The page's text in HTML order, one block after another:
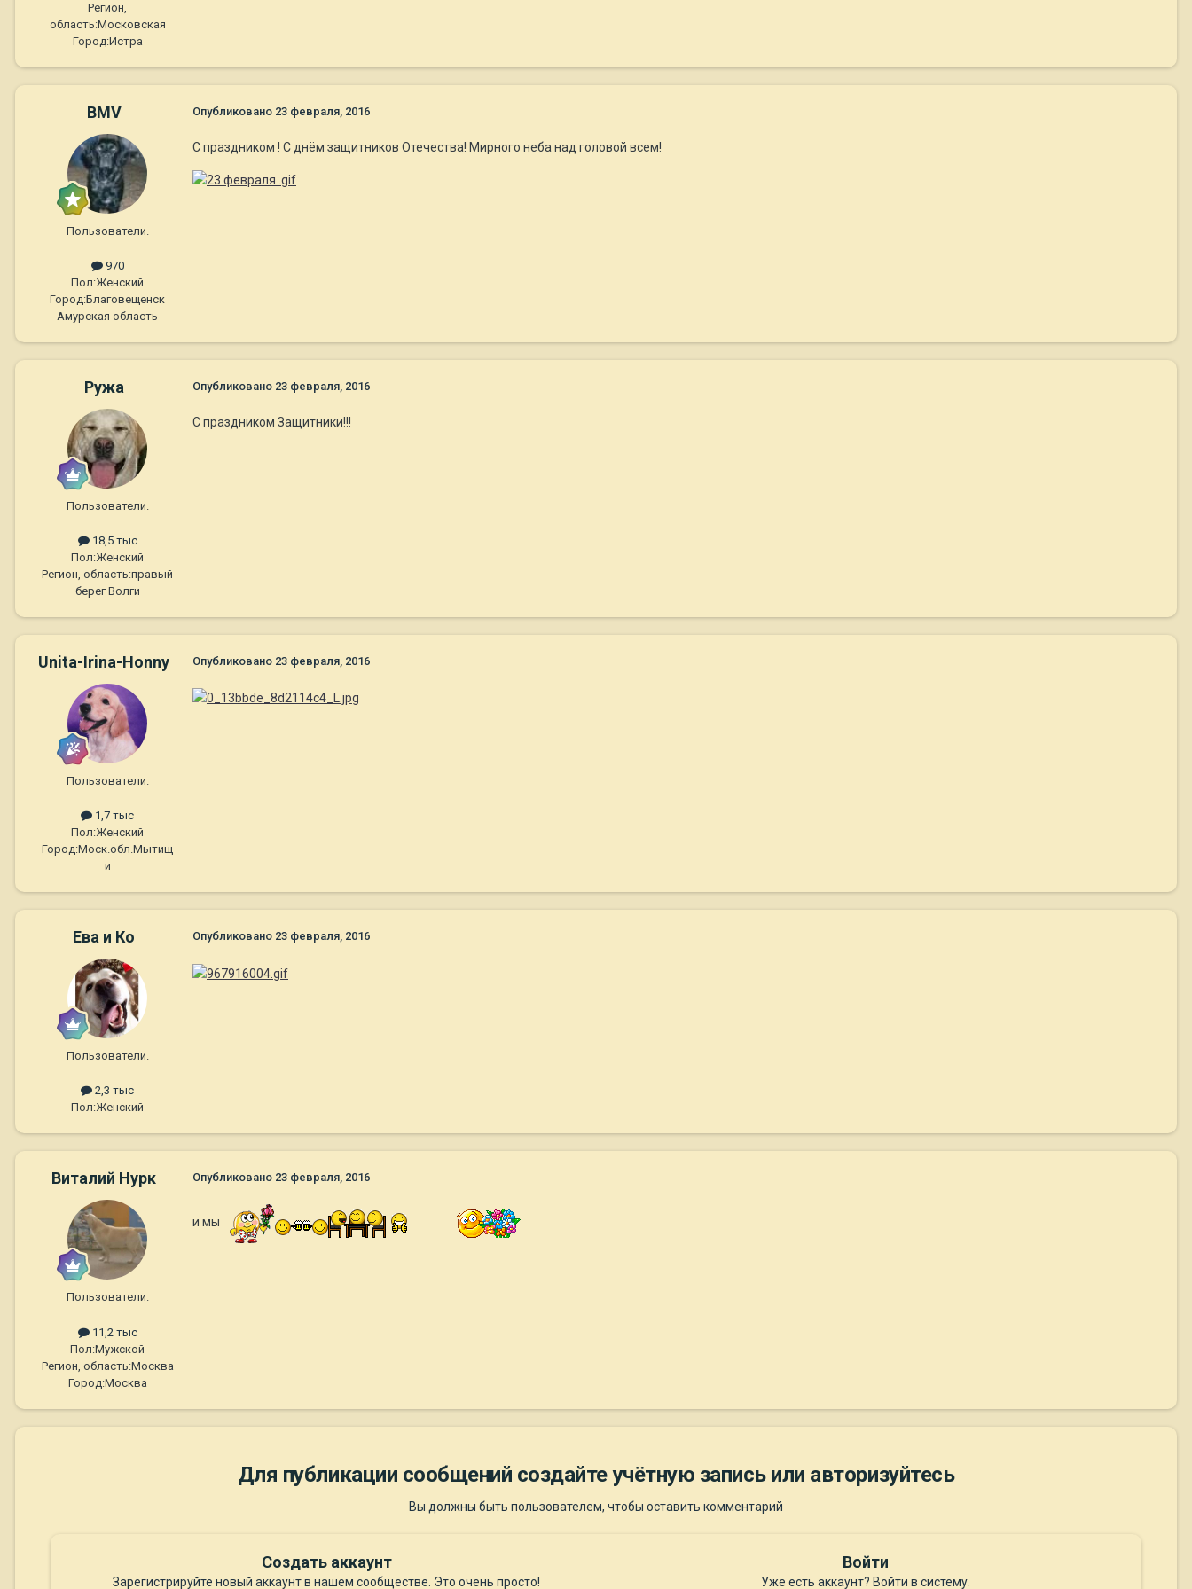
Регион,
область:Московская
Город:Истра
BMV
Пользователи.
970
Пол:Женский
Город:Благовещенск
Амурская область
Опубликовано 23 февраля, 2016
С праздником ! С днём защитников Отечества! Мирного неба над головой всем!
Ружа
Пользователи.
18,5 тыс
Пол:Женский
Регион, область:правый
берег Волги
Опубликовано 23 февраля, 2016
С праздником Защитники!!!
Unita-Irina-Honny
Пользователи.
1,7 тыс
Пол:Женский
Город:Моск.обл.Мытищ
и
Опубликовано 23 февраля, 2016
Ева и Ко
Пользователи.
2,3 тыс
Пол:Женский
Опубликовано 23 февраля, 2016
Виталий Нурк
Пользователи.
11,2 тыс
Пол:Мужской
Регион, область:Москва
Город:Москва
Опубликовано 23 февраля, 2016
и мы
Для публикации сообщений создайте учётную запись или авторизуйтесь
Вы должны быть пользователем, чтобы оставить комментарий
Создать аккаунт
Зарегистрируйте новый аккаунт в нашем сообществе. Это очень просто!
Войти
Уже есть аккаунт? Войти в систему.